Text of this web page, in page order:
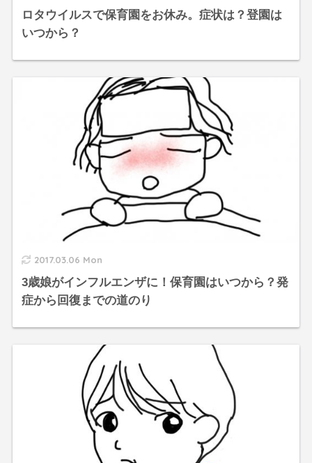
ロタウイルスで保育園をお休み。症状は？登園は
いつから？
2017.03.06 Mon
3歳娘がインフルエンザに！保育園はいつから？発
症から回復までの道のり